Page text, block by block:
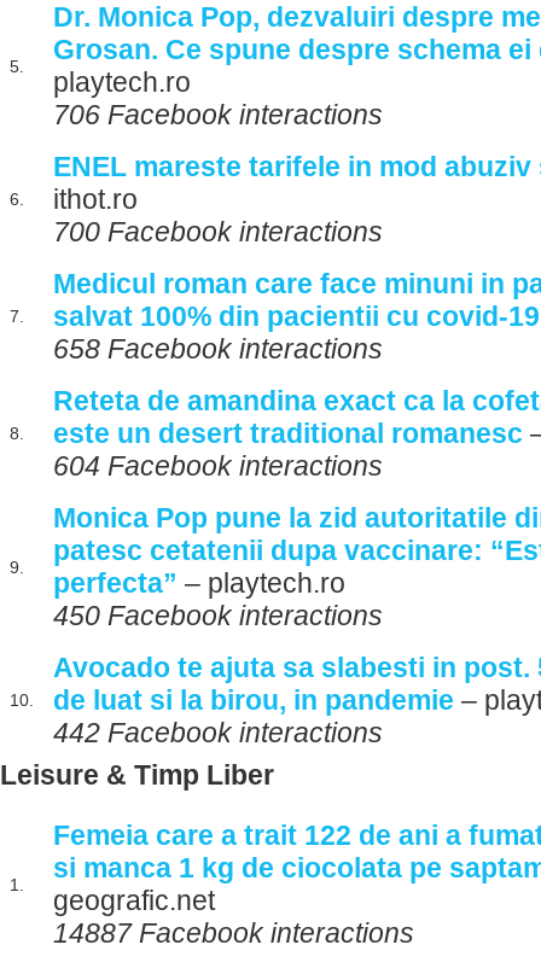
5.
Dr. Monica Pop, dezvaluiri despre
Grosan. Ce spune despre schema
playtech.ro
706 Facebook interactions
6.
ENEL mareste tarifele in mod
ithot.ro
700 Facebook interactions
7.
Medicul roman care face minuni in
salvat 100% din pacientii cu covid-19
658 Facebook interactions
8.
Reteta de amandina exact ca la
este un desert traditional romanesc
604 Facebook interactions
9.
Monica Pop pune la zid autoritatile
patesc cetatenii dupa vaccinare:
perfecta” – playtech.ro
450 Facebook interactions
10.
Avocado te ajuta sa slabesti in post.
de luat si la birou, in pandemie –
442 Facebook interactions
Leisure & Timp Liber
1.
Femeia care a trait 122 de ani a
si manca 1 kg de ciocolata pe
geografic.net
14887 Facebook interactions